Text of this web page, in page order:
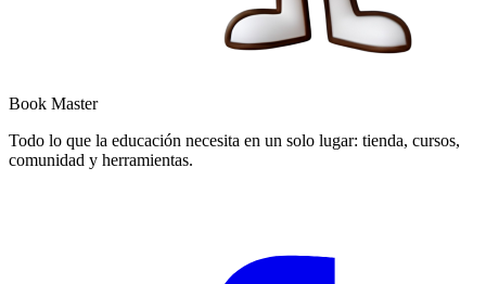
Book Master
Todo lo que la educación necesita en un solo lugar: tienda, cursos,
comunidad y herramientas.